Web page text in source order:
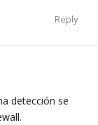
Reply
detección se